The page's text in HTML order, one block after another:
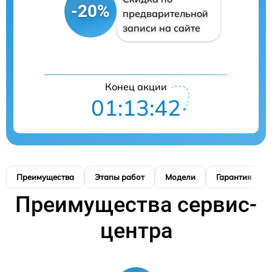
-20%
предварительной
записи на сайте
Конец акции
01:13:41
Преимущества Этапы работ Модели Гарантия
Преимущества сервис-
центра